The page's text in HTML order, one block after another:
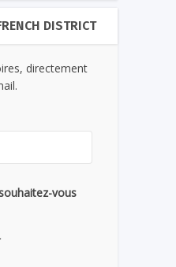
DISTRICT
directement
vous